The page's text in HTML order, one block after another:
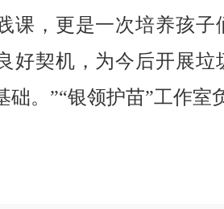
课，更是一次培养孩
好契机，为今后开展
础。”“银领护苗”工作室